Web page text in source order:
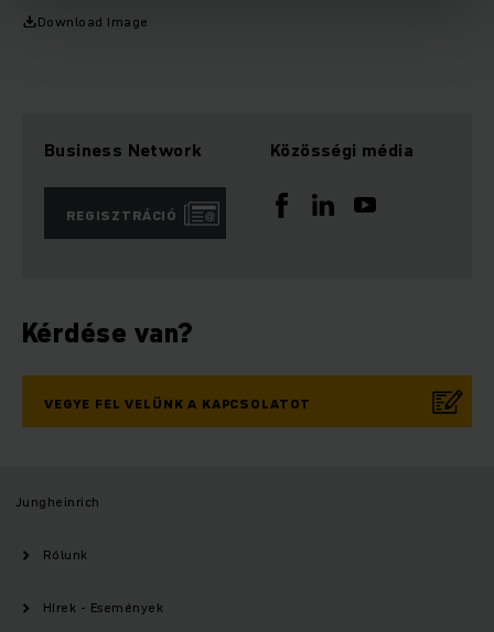
Download Image
Business Network
REGISZTRÁCIÓ
Közösségi média
Kérdése van?
VEGYE FEL VELÜNK A KAPCSOLATOT
Jungheinrich
Rólunk
Hírek - Események